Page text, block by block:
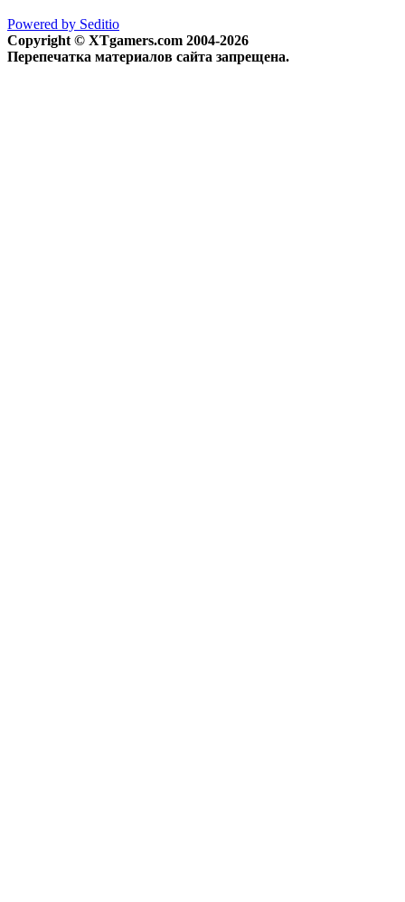
Powered by Seditio
Copyright © XTgamers.com 2004-2026
Перепечатка материалов сайта запрещена.